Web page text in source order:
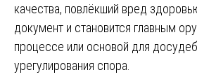
качества, повлёкший вред
документ и становится главным
процессе или основой для
урегулирования спора.